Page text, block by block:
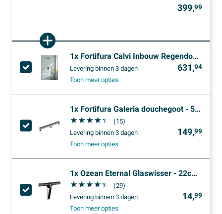
399,99
1x Fortifura Calvi Inbouw Regendoucheset - thermostatisch - wandarm - 25cm hoofddouche - staaf handdouche - gladde doucheslang - geborsteld Gunmetal PVD
Leveringbinnen 3 dagen 631,94
Toon meer opties
1x Fortifura Galeria douchegoot - 50cm - met rooster - met vloerflens - Geborsteld Gunmetal PVD
(15)
Leveringbinnen 3 dagen 149,99
Toon meer opties
1xOzean Eternal Glaswisser - 22cm - mat zwart
(29)
Leveringbinnen 3 dagen 14,99
Toon meer opties